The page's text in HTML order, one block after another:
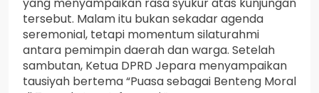
tersebut. Malam itu bukan sekadar agenda
seremonial, tetapi momentum silaturahmi
antara pemimpin daerah dan warga. Setelah
sambutan, Ketua DPRD Jepara menyampaikan
tausiyah bertema “Puasa sebagai Benteng Moral